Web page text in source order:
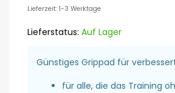
Lieferzeit: 1-3 Werktage
Lieferstatus: Auf Lager
Günstiges Grippad für
für alle, die das Training